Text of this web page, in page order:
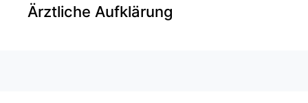
Ärztliche Aufklärung